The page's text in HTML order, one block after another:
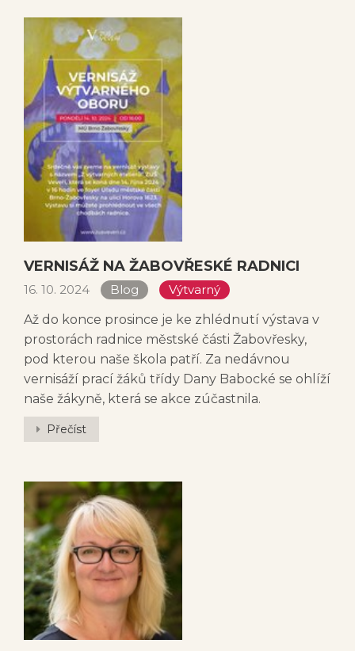
VERNISÁŽ NA ŽABOVŘESKÉ RADNICI
16. 10. 2024 Blog
Výtvarný
Až do konce prosince je ke zhlédnutí výstava v
prostorách radnice městské části Žabovřesky,
pod kterou naše škola patří. Za nedávnou
vernisáží prací žáků třídy Dany Babocké se ohlíží
naše žákyně, která se akce zúčastnila.
Přečíst